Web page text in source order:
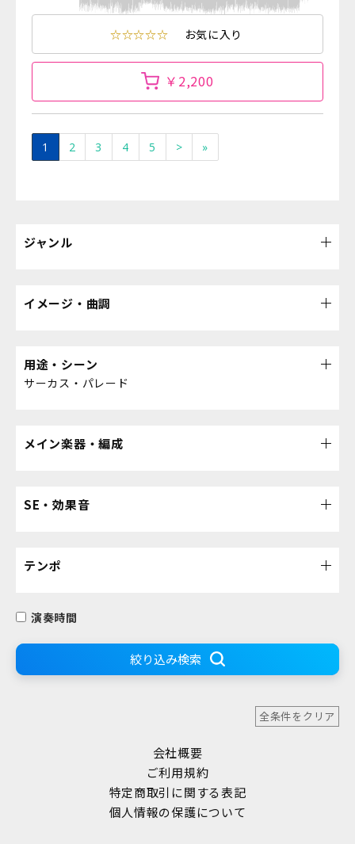
☆☆☆☆☆ お気に入り
￥2,200
1 2 3 4 5 > »
ジャンル
イメージ・曲調
用途・シーン
サーカス・パレード
メイン楽器・編成
SE・効果音
テンポ
演奏時間
絞り込み検索
全条件をクリア
会社概要
ご利用規約
特定商取引に関する表記
個人情報の保護について